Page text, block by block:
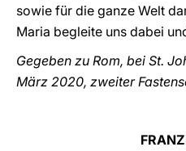
sowie für die ganze Welt
Maria begleite uns dabei
Gegeben zu Rom, bei St.
März 2020, zweiter